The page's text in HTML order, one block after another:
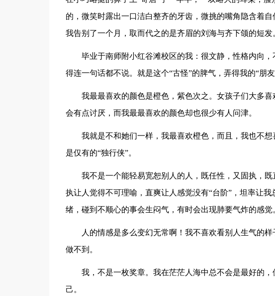
的，微笑时露出一口洁白整齐的牙齿，微挑的嘴角隐含着
我告别了一个月，取而代之的是齐眉的刘海与齐下颌的短发
毕业于南师附小红谷滩校区的我：很文静，性格内向
得连一句话都不说。就是这个“古怪”的脾气，弄得我的“朋
我最最喜欢的颜色是橙色，紫色次之。女孩子们大多
会有点讨厌，而我最最喜欢的颜色却也很少有人问津。
我就是不和她们一样，我最喜欢橙色，而且，我也不
是仅有的“独行侠”。
我不是一个能轻易宽恕别人的人，既任性，又固执，
执让人觉得不可理喻，直爽让人感觉没有“台阶”，坦率让
绪，碰到不顺心的事会生闷气，有时会出现肺要气炸的感觉
人的情感是多么变幻无常啊！我不喜欢看别人生气的
做不到。
我，不是一枚奖章。我在茫茫人海中总不会是最好的
己。